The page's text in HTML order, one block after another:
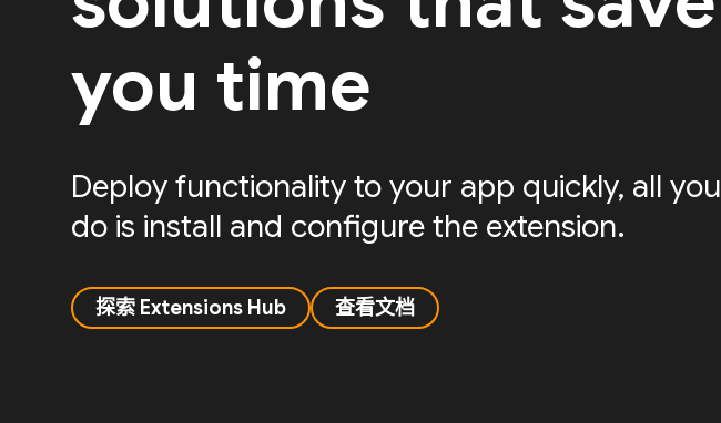
you time
Deploy functionality to your app quickly, all you
do is install and configure the extension.
探索 Extensions Hub 查看文档